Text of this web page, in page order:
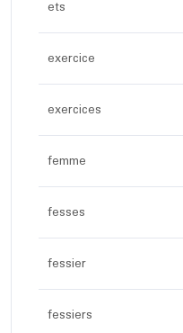
ets
exercice
exercices
femme
fesses
fessier
fessiers